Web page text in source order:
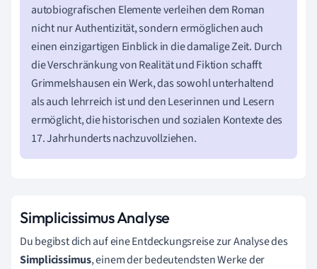
autobiografischen Elemente verleihen dem Roman
nicht nur Authentizität, sondern ermöglichen auch
einen einzigartigen Einblick in die damalige Zeit. Durch
die Verschränkung von Realität und Fiktion schafft
Grimmelshausen ein Werk, das sowohl unterhaltend
als auch lehrreich ist und den Leserinnen und Lesern
ermöglicht, die historischen und sozialen Kontexte des
17. Jahrhunderts nachzuvollziehen.
Simplicissimus Analyse
Du begibst dich auf eine Entdeckungsreise zur Analyse des
Simplicissimus, einem der bedeutendsten Werke der